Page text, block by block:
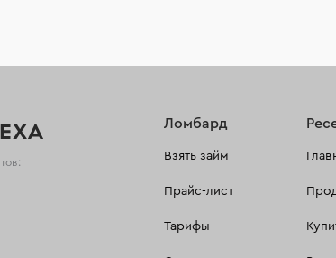
Ломбард
Взять займ
Прайс-лист
Тарифы